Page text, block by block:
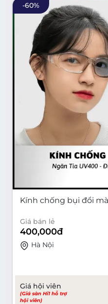
-60%
Kính chống bụi đổi
Giá bán lẻ
400,000đ
Hà Nội
Giá hội viên
(Giá sàn Hi1 hỗ trợ
hội viên)